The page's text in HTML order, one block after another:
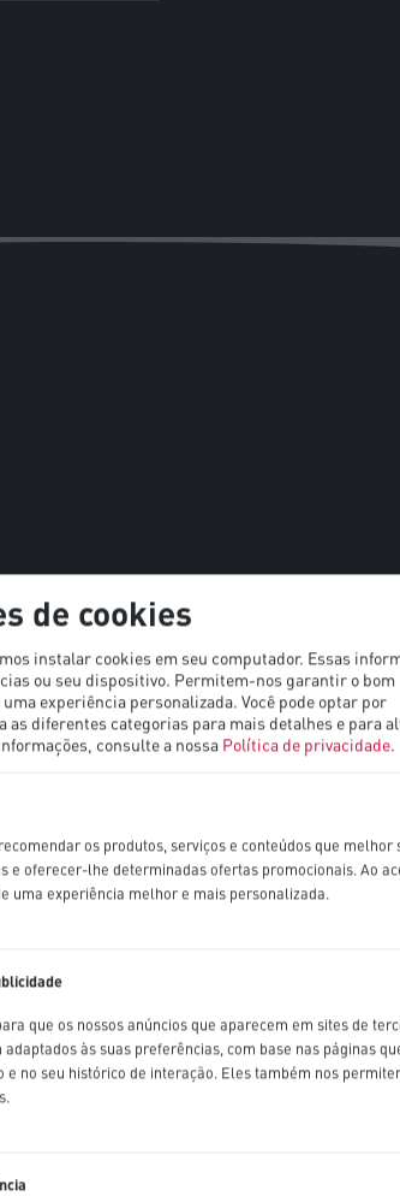
de cookies
instalar cookies em seu computador. Essas
ou seu dispositivo. Permitem-nos garantir o bom
experiência personalizada. Você pode optar por
as diferentes categorias para mais detalhes e para
consulte a nossa Política de privacidade.
os produtos, serviços e conteúdos que melhor
e oferecer-lhe determinadas ofertas promocionais. Ao
uma experiência melhor e mais personalizada.
que os nossos anúncios que aparecem em sites de
às suas preferências, com base nas páginas
e no seu histórico de interação. Eles também nos